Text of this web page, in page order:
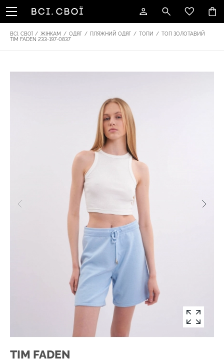
ВСІ. СВОЇ / ЖІНКАМ / ОДЯГ / ПЛЯЖНИЙ ОДЯГ / ТОПИ / ТОП ЗОЛОТАВИЙ
TIM FADEN 233-197-0837
TIM FADEN